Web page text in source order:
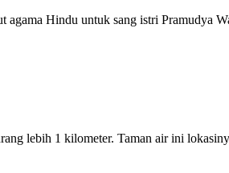
Hindu untuk sang istri Pramudya
lebih 1 kilometer. Taman air ini